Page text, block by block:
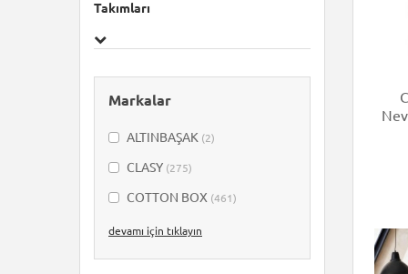
Takımları
Markalar
ALTINBAŞAK (2)
CLASY (275)
COTTON BOX (461)
Ephemeris(2)
Hobby(284)
devamı için tıklayın